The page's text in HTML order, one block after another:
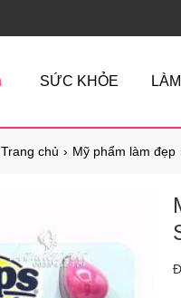
SỨC KHỎE
Trang chủ Mỹ phẩm làm đẹp